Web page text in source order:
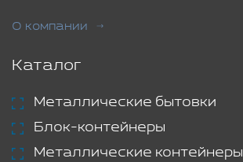
О компании
Каталог
Металлические бытовки
Блок-контейнеры
Металлические контейнеры